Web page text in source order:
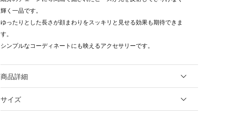
輝く一品です。
ゆったりとした長さが顔まわりをスッキリと見せる効果も期待できま
す。
シンプルなコーディネートにも映えるアクセサリーです。
商品詳細
サイズ